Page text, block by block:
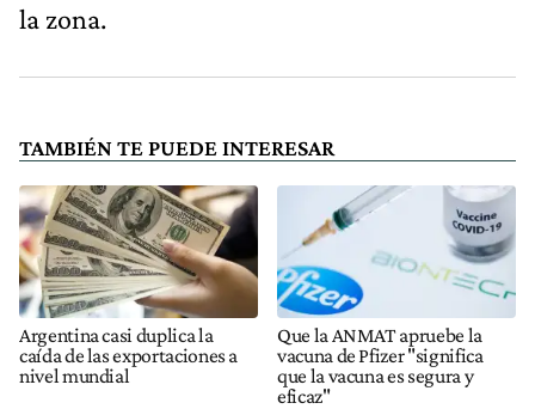
la zona.
TAMBIÉN TE PUEDE INTERESAR
Argentina casi duplica la
caída de las exportaciones a
nivel mundial
Que la ANMAT apruebe la
vacuna de Pfizer "significa
que la vacuna es segura y
eficaz"